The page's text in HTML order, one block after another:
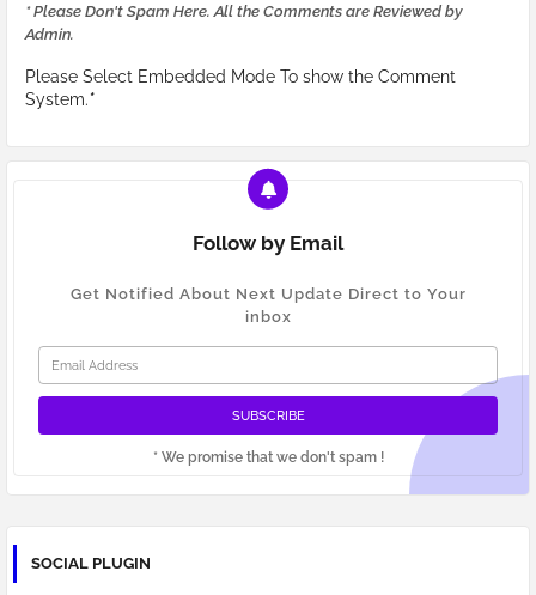
* Please Don't Spam Here. All the Comments are Reviewed by
Admin.
Please Select Embedded Mode To show the Comment
System.*
Follow by Email
Get Notified About Next Update Direct to Your
inbox
* We promise that we don't spam !
SOCIAL PLUGIN